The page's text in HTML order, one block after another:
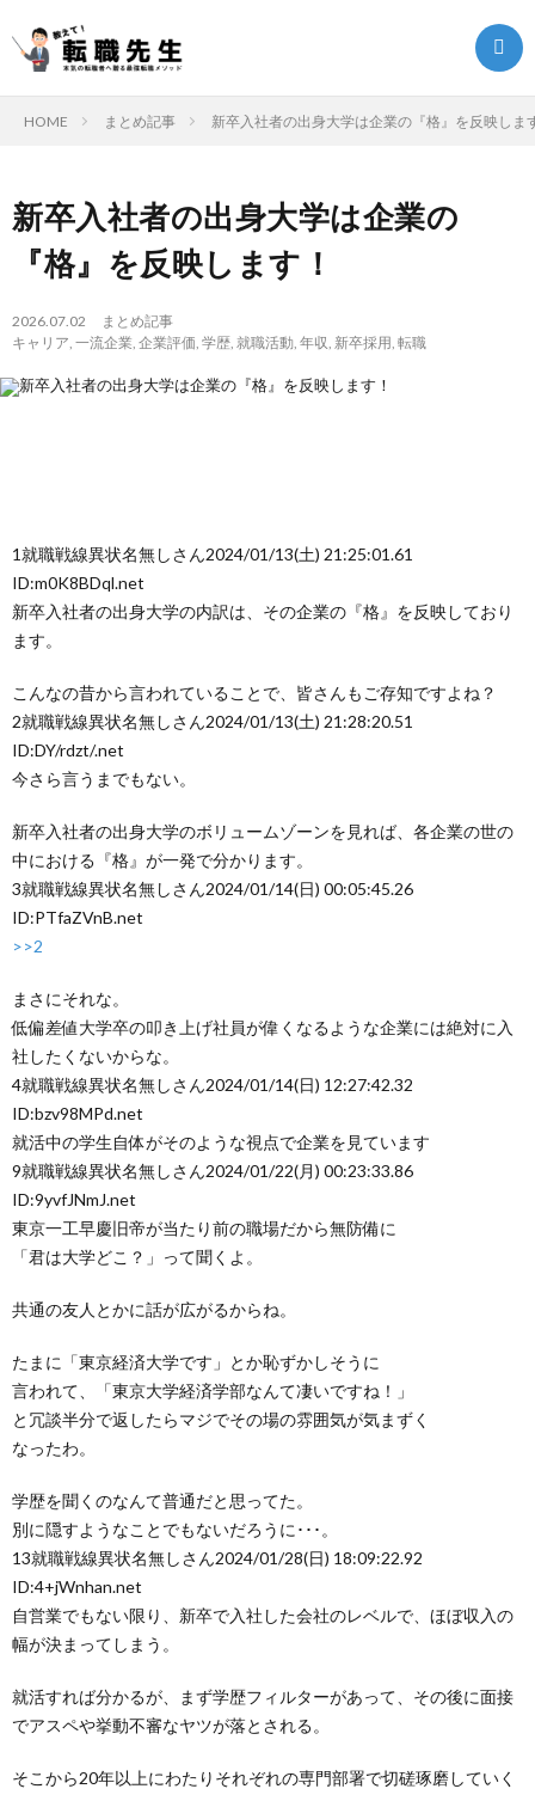
フ
ム
HOME まとめ記事 新卒入社者の出身大学は企業の『格』を反映しま
新卒入社者の出身大学は企業の
『格』を反映します！
2026.07.02
まとめ記事
キャリア, 一流企業, 企業評価, 学歴, 就職活動, 年収, 新卒採用, 転職
1就職戦線異状名無しさん2024/01/13(土) 21:25:01.61
ID:m0K8BDql.net
新卒入社者の出身大学の内訳は、その企業の『格』を反映しており
ます。
こんなの昔から言われていることで、皆さんもご存知ですよね？
2就職戦線異状名無しさん2024/01/13(土) 21:28:20.51
ID:DY/rdzt/.net
今さら言うまでもない。
新卒入社者の出身大学のボリュームゾーンを見れば、各企業の世の
中における『格』が一発で分かります。
3就職戦線異状名無しさん2024/01/14(日) 00:05:45.26
ID:PTfaZVnB.net
>>2
まさにそれな。
低偏差値大学卒の叩き上げ社員が偉くなるような企業には絶対に入
社したくないからな。
4就職戦線異状名無しさん2024/01/14(日) 12:27:42.32
ID:bzv98MPd.net
就活中の学生自体がそのような視点で企業を見ています
9就職戦線異状名無しさん2024/01/22(月) 00:23:33.86
ID:9yvfJNmJ.net
東京一工早慶旧帝が当たり前の職場だから無防備に
「君は大学どこ？」って聞くよ。
共通の友人とかに話が広がるからね。
たまに「東京経済大学です」とか恥ずかしそうに
言われて、「東京大学経済学部なんて凄いですね！」
と冗談半分で返したらマジでその場の雰囲気が気まずく
なったわ。
学歴を聞くのなんて普通だと思ってた。
別に隠すようなことでもないだろうに･･･。
13就職戦線異状名無しさん2024/01/28(日) 18:09:22.92
ID:4+jWnhan.net
自営業でもない限り、新卒で入社した会社のレベルで、ほぼ収入の
幅が決まってしまう。
就活すれば分かるが、まず学歴フィルターがあって、その後に面接
でアスペや挙動不審なヤツが落とされる。
そこから20年以上にわたりそれぞれの専門部署で切磋琢磨していく